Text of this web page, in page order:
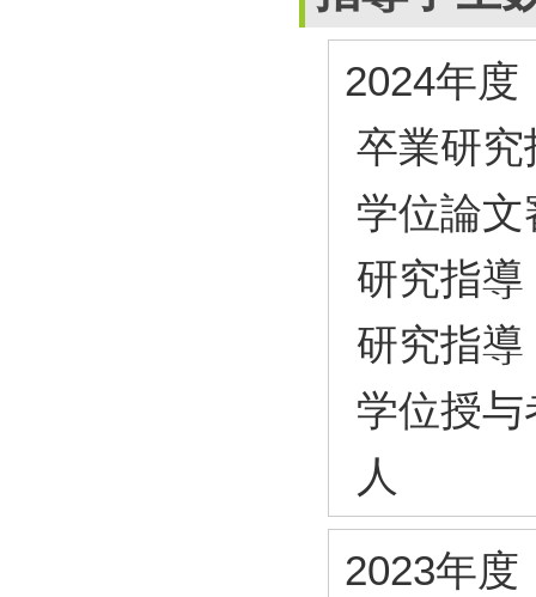
2024年度
卒業研
学位論
研究指
研究指
学位授
人
2023年度